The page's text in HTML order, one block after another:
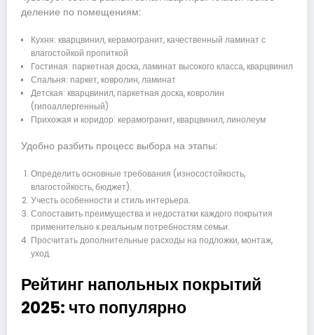
деление по помещениям:
Кухня: кварцвинил, керамогранит, качественный ламинат с
влагостойкой пропиткой
Гостиная: паркетная доска, ламинат высокого класса, кварцвинил
Спальня: паркет, ковролин, ламинат
Детская: кварцвинил, паркетная доска, ковролин
(гипоаллергенный)
Прихожая и коридор: керамогранит, кварцвинил, линолеум
Удобно разбить процесс выбора на этапы:
Определить основные требования (износостойкость,
влагостойкость, бюджет).
Учесть особенности и стиль интерьера.
Сопоставить преимущества и недостатки каждого покрытия
применительно к реальным потребностям семьи.
Просчитать дополнительные расходы на подложки, монтаж,
уход.
Рейтинг напольных покрытий
2025: что популярно